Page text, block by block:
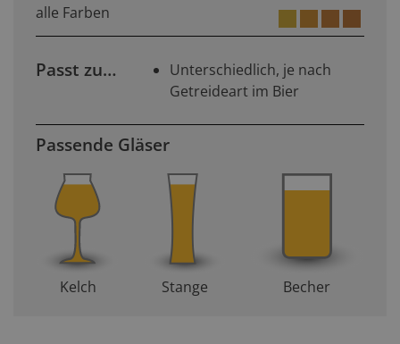
alle Farben
Passt zu…
Unterschiedlich, je nach
Getreideart im Bier
Passende Gläser
Kelch Stange Becher